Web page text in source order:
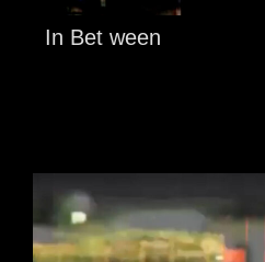
In Bet ween